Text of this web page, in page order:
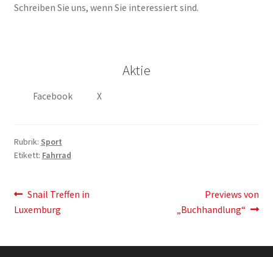
Schreiben Sie uns, wenn Sie interessiert sind.
Aktie
Facebook X
Rubrik: Sport
Etikett: Fahrrad
Artikelnavigation
Vorherigen
Post:
Snail Treffen in
Luxemburg
Der
nächste
Previews von
„Buchhandlung“